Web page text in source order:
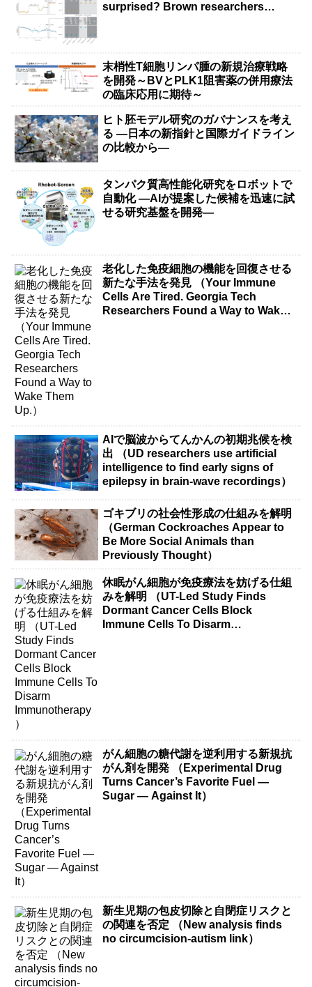
surprised? Brown researchers
末梢性T細胞リンパ腫の新規治療戦略
を開発～BVとPLK1阻害薬の併用療法
の臨床応用に期待～
ヒト胚モデル研究のガバナンスを考え
る ―日本の新指針と国際ガイドライン
の比較から―
タンパク質高性能化研究をロボットで
自動化 ―AIが提案した候補を迅速に試
せる研究基盤を開発―
老化した免疫細胞の機能を回復させる
新たな手法を発見 （Your Immune
Cells Are Tired. Georgia Tech
Researchers Found a Way to Wake
AIで脳波からてんかんの初期兆候を検
出 （UD researchers use artificial
intelligence to find early signs of
epilepsy in brain-wave recordings）
ゴキブリの社会性形成の仕組みを解明
（German Cockroaches Appear to
Be More Social Animals than
Previously Thought）
休眠がん細胞が免疫療法を妨げる仕組
みを解明 （UT-Led Study Finds
Dormant Cancer Cells Block
Immune Cells To Disarm
がん細胞の糖代謝を逆利用する新規抗
がん剤を開発 （Experimental Drug
Turns Cancer’s Favorite Fuel —
Sugar — Against It）
新生児期の包皮切除と自閉症リスクと
の関連を否定 （New analysis finds
no circumcision-autism link）